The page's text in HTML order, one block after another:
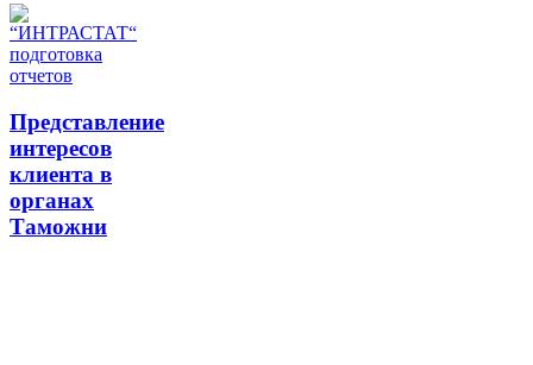
Представление
интересов
клиента в
органах
Таможни